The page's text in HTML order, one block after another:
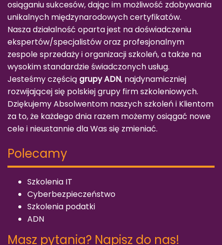
osiąganiu sukcesów, dając im możliwość zdobywania
unikalnych międzynarodowych certyfikatów.
Nasza działalność oparta jest na doświadczeniu
ekspertów/specjalistów oraz profesjonalnym
zespole sprzedaży i organizacji szkoleń, a także na
wysokim standardzie świadczonych usług.
Jesteśmy częścią grupy ADN, najdynamiczniej
rozwijającej się polskiej grupy firm szkoleniowych.
Dziękujemy Absolwentom naszych szkoleń i Klientom
za to, że każdego dnia razem możemy osiągać nowe
cele i nieustannie dla Was się zmieniać.
Polecamy
Szkolenia IT
Cyberbezpieczeństwo
Szkolenia podatki
ADN
Masz pytania? Napisz do nas!